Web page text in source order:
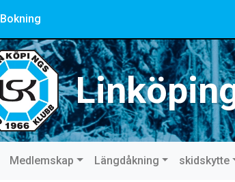
Bokning
Medlemskap Längdåkning skidskytte